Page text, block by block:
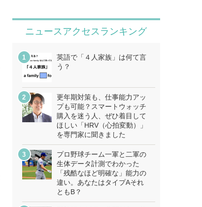
ニュースアクセスランキング
英語で「４人家族」は何て言
う？
更年期対策も、仕事能力アッ
プも可能？スマートウォッチ
購入を迷う人、ぜひ着目して
ほしい「HRV（心拍変動）」
を専門家に聞きました
プロ野球チーム一軍と二軍の
生体データ計測でわかった
「残酷なほど明確な」能力の
違い。あなたはタイプAそれ
ともB？